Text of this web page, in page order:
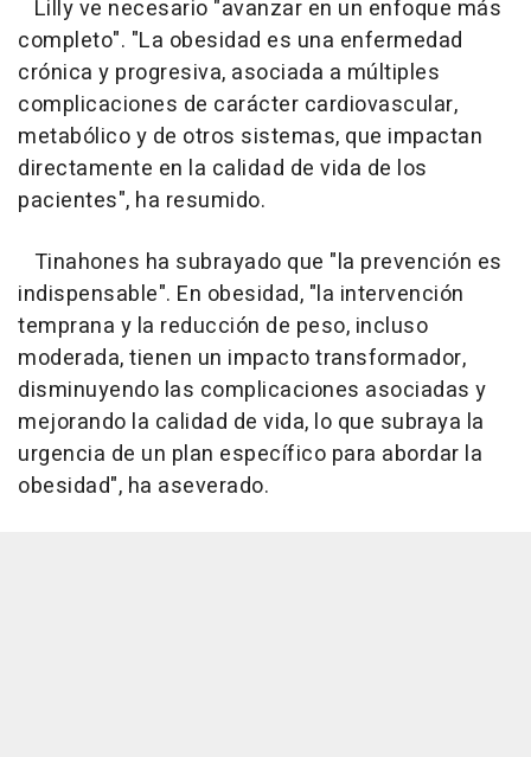
Lilly ve necesario "avanzar en un enfoque más
completo". "La obesidad es una enfermedad
crónica y progresiva, asociada a múltiples
complicaciones de carácter cardiovascular,
metabólico y de otros sistemas, que impactan
directamente en la calidad de vida de los
pacientes", ha resumido.
Tinahones ha subrayado que "la prevención es
indispensable". En obesidad, "la intervención
temprana y la reducción de peso, incluso
moderada, tienen un impacto transformador,
disminuyendo las complicaciones asociadas y
mejorando la calidad de vida, lo que subraya la
urgencia de un plan específico para abordar la
obesidad", ha aseverado.